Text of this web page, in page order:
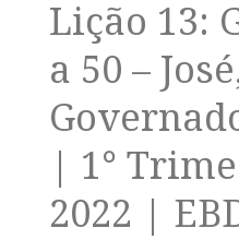
Lição 13:
a 50 –
| 1°
2022 |